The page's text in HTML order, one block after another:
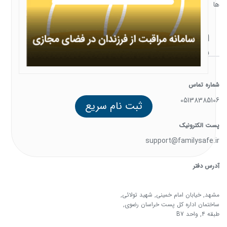
ثبت نام سریع
شماره تماس
05138385106
پست الکترونیک
support@familysafe.ir
مشهد, خیابان امام خمینی, شهید تولائی,
ساختمان اداره کل پست خراسان رضوی,
طبقه 4, واحد B7